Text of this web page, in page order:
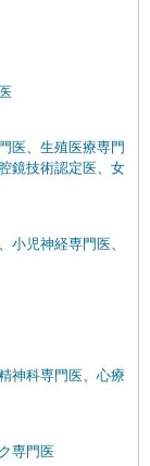
医
生殖医療専門
鏡技術認定医
女
小児神経専門医
神科専門医
心療
専門医